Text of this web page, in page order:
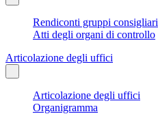
Rendiconti gruppi consigliari
Atti degli organi di controllo
Articolazione degli uffici
Articolazione degli uffici
Organigramma